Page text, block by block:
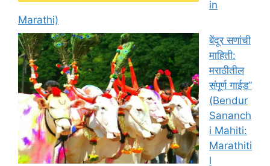
in
Marathi)
बेंदूर सणांची
माहिती:
मराठीतील
संपूर्ण गाईड”
(Bendur
Sananch
i Mahiti:
Marathiti
l